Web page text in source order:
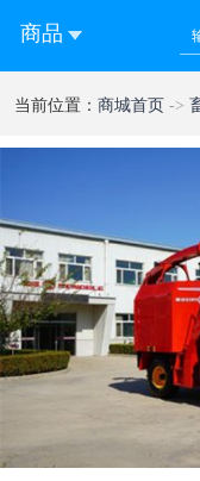
商品
您好
当前位置： 商城首页 ->